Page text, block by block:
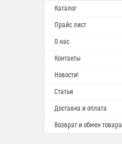
Каталог
Прайс лист
О нас
Контакты
Новости!
Статьи
Доставка и оплата
Возврат и обмен товара